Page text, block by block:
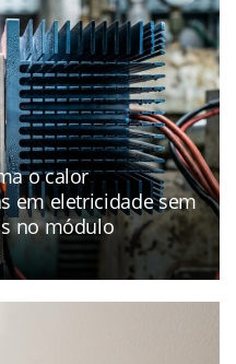
o calor
em eletricidade sem
no módulo